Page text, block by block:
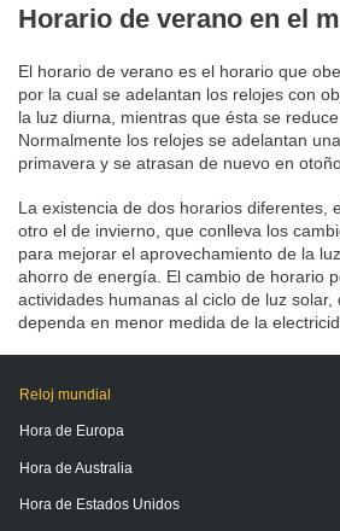
Horario de verano en el
El horario de verano es el horario que
por la cual se adelantan los relojes con
la luz diurna, mientras que ésta se
Normalmente los relojes se adelantan
primavera y se atrasan de nuevo en
La existencia de dos horarios diferentes,
otro el de invierno, que conlleva los
para mejorar el aprovechamiento de la
ahorro de energía. El cambio de horario
actividades humanas al ciclo de luz solar,
dependa en menor medida de la
Reloj mundial
Hora de Europa
Hora de Australia
Hora de Estados Unidos